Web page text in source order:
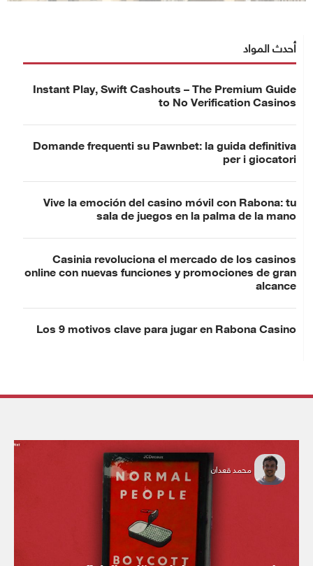
أحدث المواد
Instant Play, Swift Cashouts – The Premium Guide
to No Verification Casinos
Domande frequenti su Pawnbet: la guida definitiva
per i giocatori
Vive la emoción del casino móvil con Rabona: tu
sala de juegos en la palma de la mano
Casinia revoluciona el mercado de los casinos
online con nuevas funciones y promociones de gran
alcance
Los 9 motivos clave para jugar en Rabona Casino
محمد قعدان